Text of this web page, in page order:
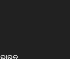
ଭାରତ